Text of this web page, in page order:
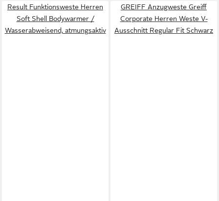
Result Funktionsweste Herren
Soft Shell Bodywarmer /
Wasserabweisend, atmungsaktiv
GREIFF Anzugweste Greiff
Corporate Herren Weste V-
Ausschnitt Regular Fit Schwarz